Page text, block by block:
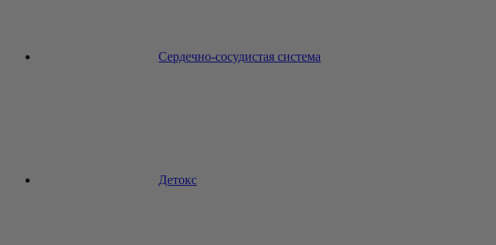
Сердечно-сосудистая система
Детокс